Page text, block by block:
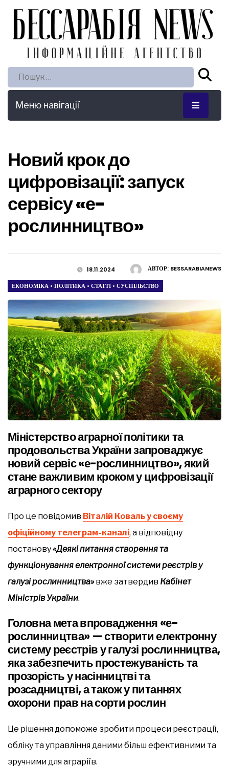
Пошук:
Меню навігації
Новий крок до
цифровізації: запуск
сервісу «е-
рослинництво»
АВТОР: BESSARABIANEWS
18.11.2024
ЕКОНОМІКА • ПОЛІТИКА • СТАТТІ • СУСПІЛЬСТВО
Міністерство аграрної політики та
продовольства України запроваджує
новий сервіс «е-рослинництво», який
стане важливим кроком у цифровізації
аграрного сектору
Про це повідомив Віталій Коваль у своєму
офіційному телеграм-каналі, а відповідну
постанову«Деякі питання створення та
функціонування електронної системи реєстрів у
галузі рослинництва» вже затвердив Кабінет
Міністрів України.
Головна мета впровадження «е-
рослинництва» — створити електронну
систему реєстрів у галузі рослинництва,
яка забезпечить простежуваність та
прозорість у насінництві та
розсадництві, а також у питаннях
охорони прав на сорти рослин
Це рішення допоможе зробити процеси реєстрації,
обліку та управління даними більш ефективними та
зручними для аграріїв.